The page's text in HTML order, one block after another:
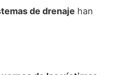
de drenaje han